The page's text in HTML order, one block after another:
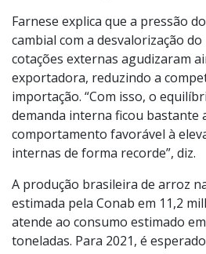
Farnese explica que a pressão
cambial com a desvalorização
cotações externas agudizaram
exportadora, reduzindo a
importação. “Com isso, o
demanda interna ficou bastante
comportamento favorável à
internas de forma recorde”, diz.
A produção brasileira de arroz
estimada pela Conab em 11,2
atende ao consumo estimado
toneladas. Para 2021, é